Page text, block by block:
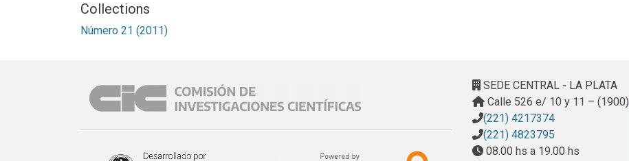
Collections
Número 21 (2011)
SEDE CENTRAL - LA PLATA
Calle 526 e/ 10 y 11 – (1900)
(221) 4217374
(221) 4823795
08.00 hs a 19.00 hs